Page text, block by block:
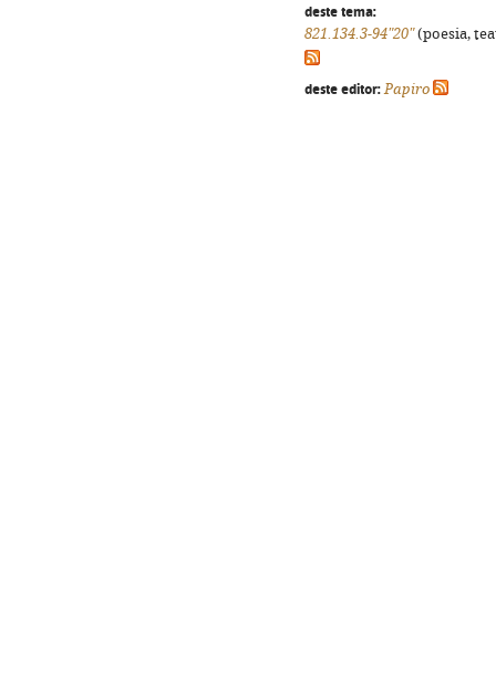
deste tema:
821.134.3-94"20"(poesia,
deste editor: Papiro